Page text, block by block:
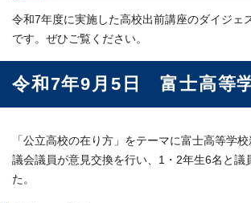
令和7年度に実施した高校出前講座のダイジェ
です。ぜひご覧ください。
令和7年9月5日 富士高等
「公立高校の在り方」をテーマに富士高等学
議会議員が意見交換を行い、1・2年生6名と議
た。